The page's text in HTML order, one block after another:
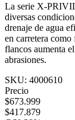
La serie X-
diversas
drenaje de agua
en carretera
flancos aumenta
abrasiones.
SKU: 4000610
Precio
$673.999
$417.879